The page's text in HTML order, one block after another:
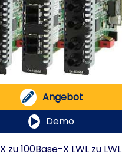
Angebot
Demo
zu 100Base-X LWL zu LWL